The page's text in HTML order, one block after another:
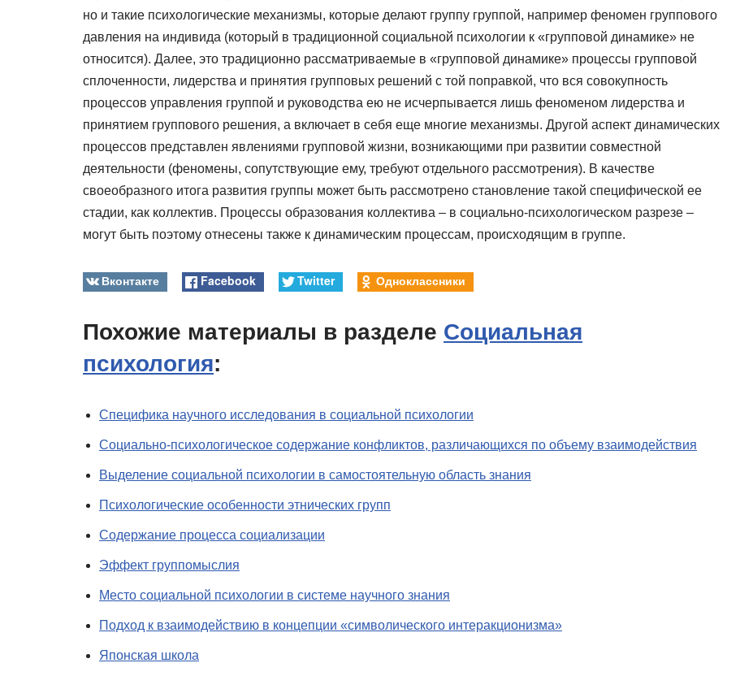
но и такие психологические механизмы, которые делают группу группой, например феномен группового
давления на индивида (который в традиционной социальной психологии к «групповой динамике» не
относится). Далее, это традиционно рассматриваемые в «групповой динамике» процессы групповой
сплоченности, лидерства и принятия групповых решений с той поправкой, что вся совокупность
процессов управления группой и руководства ею не исчерпывается лишь феноменом лидерства и
принятием группового решения, а включает в себя еще многие механизмы. Другой аспект динамических
процессов представлен явлениями групповой жизни, возникающими при развитии совместной
деятельности (феномены, сопутствующие ему, требуют отдельного рассмотрения). В качестве
своеобразного итога развития группы может быть рассмотрено становление такой специфической ее
стадии, как коллектив. Процессы образования коллектива – в социально-психологическом разрезе –
могут быть поэтому отнесены также к динамическим процессам, происходящим в группе.
Вконтакте Facebook Twitter Одноклассники
Похожие материалы в разделе Социальная
психология:
Специфика научного исследования в социальной психологии
Социально-психологическое содержание конфликтов, различающихся по объему взаимодействия
Выделение социальной психологии в самостоятельную область знания
Психологические особенности этнических групп
Содержание процесса социализации
Эффект группомыслия
Место социальной психологии в системе научного знания
Подход к взаимодействию в концепции «символического интеракционизма»
Японская школа